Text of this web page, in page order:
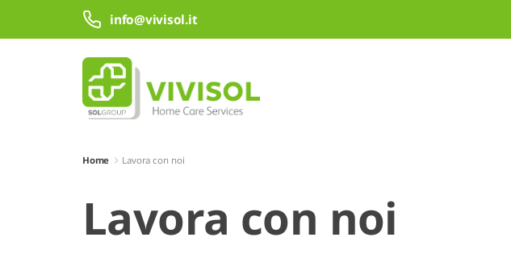
Skip to Main Content
Skip to Search info@vivisol.it
Home Lavora con noi
Lavora con noi